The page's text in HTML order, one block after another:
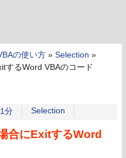
の使い方 » Selection »
するWord VBAのコード
分 Selection
合にExitするWord